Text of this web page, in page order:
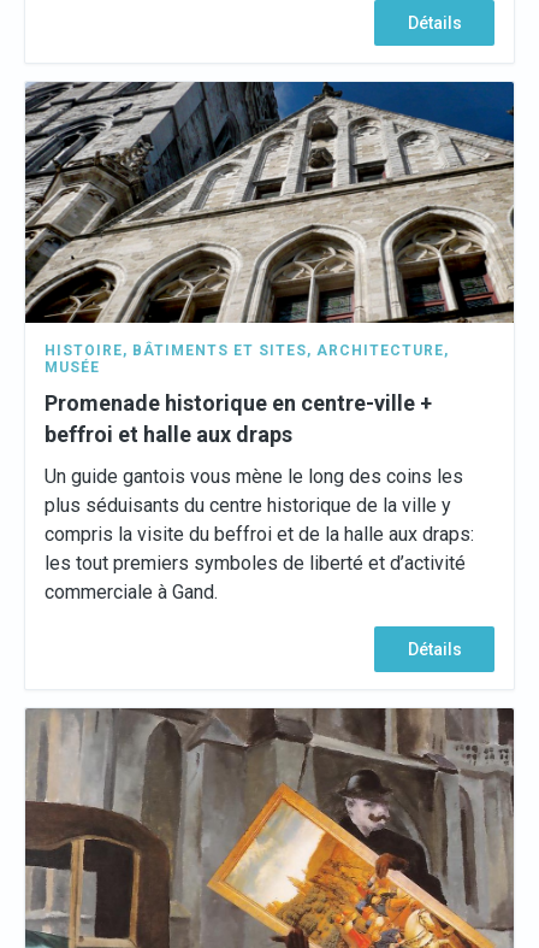
Détails
HISTOIRE, BÂTIMENTS ET SITES, ARCHITECTURE,
MUSÉE
Promenade historique en centre-ville +
beffroi et halle aux draps
Un guide gantois vous mène le long des coins les
plus séduisants du centre historique de la ville y
compris la visite du beffroi et de la halle aux draps:
les tout premiers symboles de liberté et d’activité
commerciale à Gand.
Détails